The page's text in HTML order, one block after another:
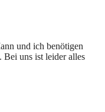
und ich benötigen
Bei uns ist leider alles